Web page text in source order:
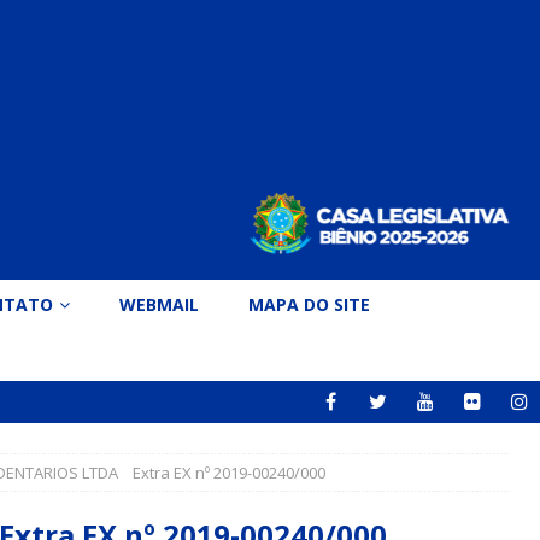
WEBMAIL MAPA DO SITE
LTDA Extra EX nº 2019-00240/000